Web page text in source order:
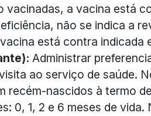
vacinadas, a vacina está
não se indica a
está contra indicada
Administrar
ao serviço de saúde.
recém-nascidos à termo
0, 1, 2 e 6 meses de